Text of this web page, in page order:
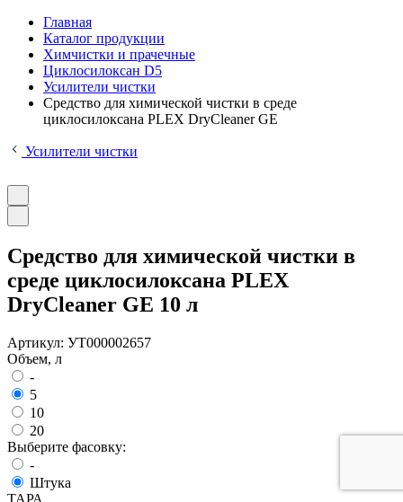
Главная
Каталог продукции
Химчистки и прачечные
Циклосилоксан D5
Усилители чистки
Средство для химической чистки в среде
циклосилоксана PLEX DryCleaner GE
Усилители чистки
Средство для химической чистки в
среде циклосилоксана PLEX
DryCleaner GE 10 л
Артикул: УТ000002657
Объем, л
-
5
10
20
Выберите фасовку:
-
Штука
ТАРА